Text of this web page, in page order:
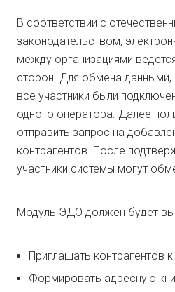
В соответствии с
законодательством,
между организациями
сторон. Для обмена
все участники были
одного оператора. Далее
отправить запрос на
контрагентов. После
участники системы могут
Модуль ЭДО должен будет
Приглашать контрагентов
Формировать адресную